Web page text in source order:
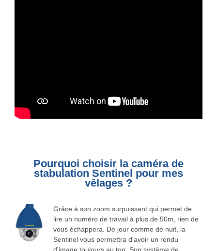
Pourquoi choisir la caméra de
stabulation Sentinel pour mes
vêlages ?
Grâce à son zoom surpuissant qui permet de
lire un numéro de travail à plus de 50m, rien de
vous échappera. De jour comme de nuit, la
Sentinel vous permettra d'avoir un rendu
d'image toujours au top. Son système de